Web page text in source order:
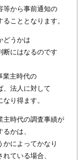
等から事前通知の
こととなります。
どうかは
断にはなるのです
業主時代の
、法人に対して
り得ます。
主時代の調査事績が
かは、
かによってかなり
ている場合、